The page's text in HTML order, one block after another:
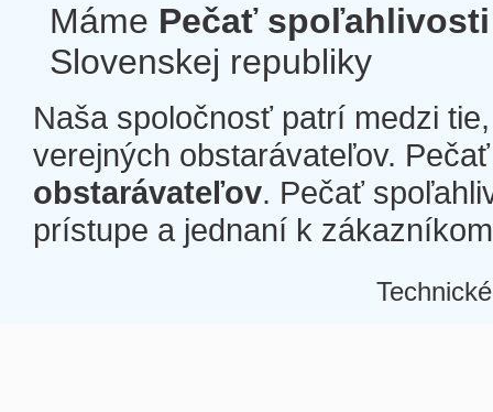
Máme Pečať spoľahlivosti
Slovenskej republiky
Naša spoločnosť patrí medzi
verejných obstarávateľov.
obstarávateľov. Pečať
prístupe a jednaní k